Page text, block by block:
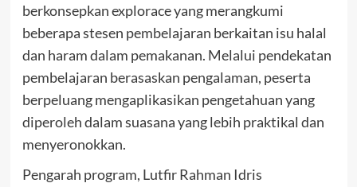
berkonsepkan explorace yang merangkumi
beberapa stesen pembelajaran berkaitan isu halal
dan haram dalam pemakanan. Melalui pendekatan
pembelajaran berasaskan pengalaman, peserta
berpeluang mengaplikasikan pengetahuan yang
diperoleh dalam suasana yang lebih praktikal dan
menyeronokkan.
Pengarah program, Lutfir Rahman Idris